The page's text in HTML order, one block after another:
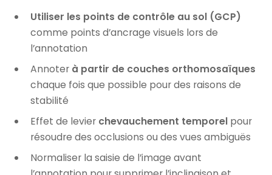
Utiliser les points de contrôle au sol (GCP)
comme points d’ancrage visuels lors de
l’annotation
Annoter à partir de couches orthomosaïques
chaque fois que possible pour des raisons de
stabilité
Effet de levier chevauchement temporelpour
résoudre des occlusions ou des vues ambiguës
Normaliser la saisie de l’image avant